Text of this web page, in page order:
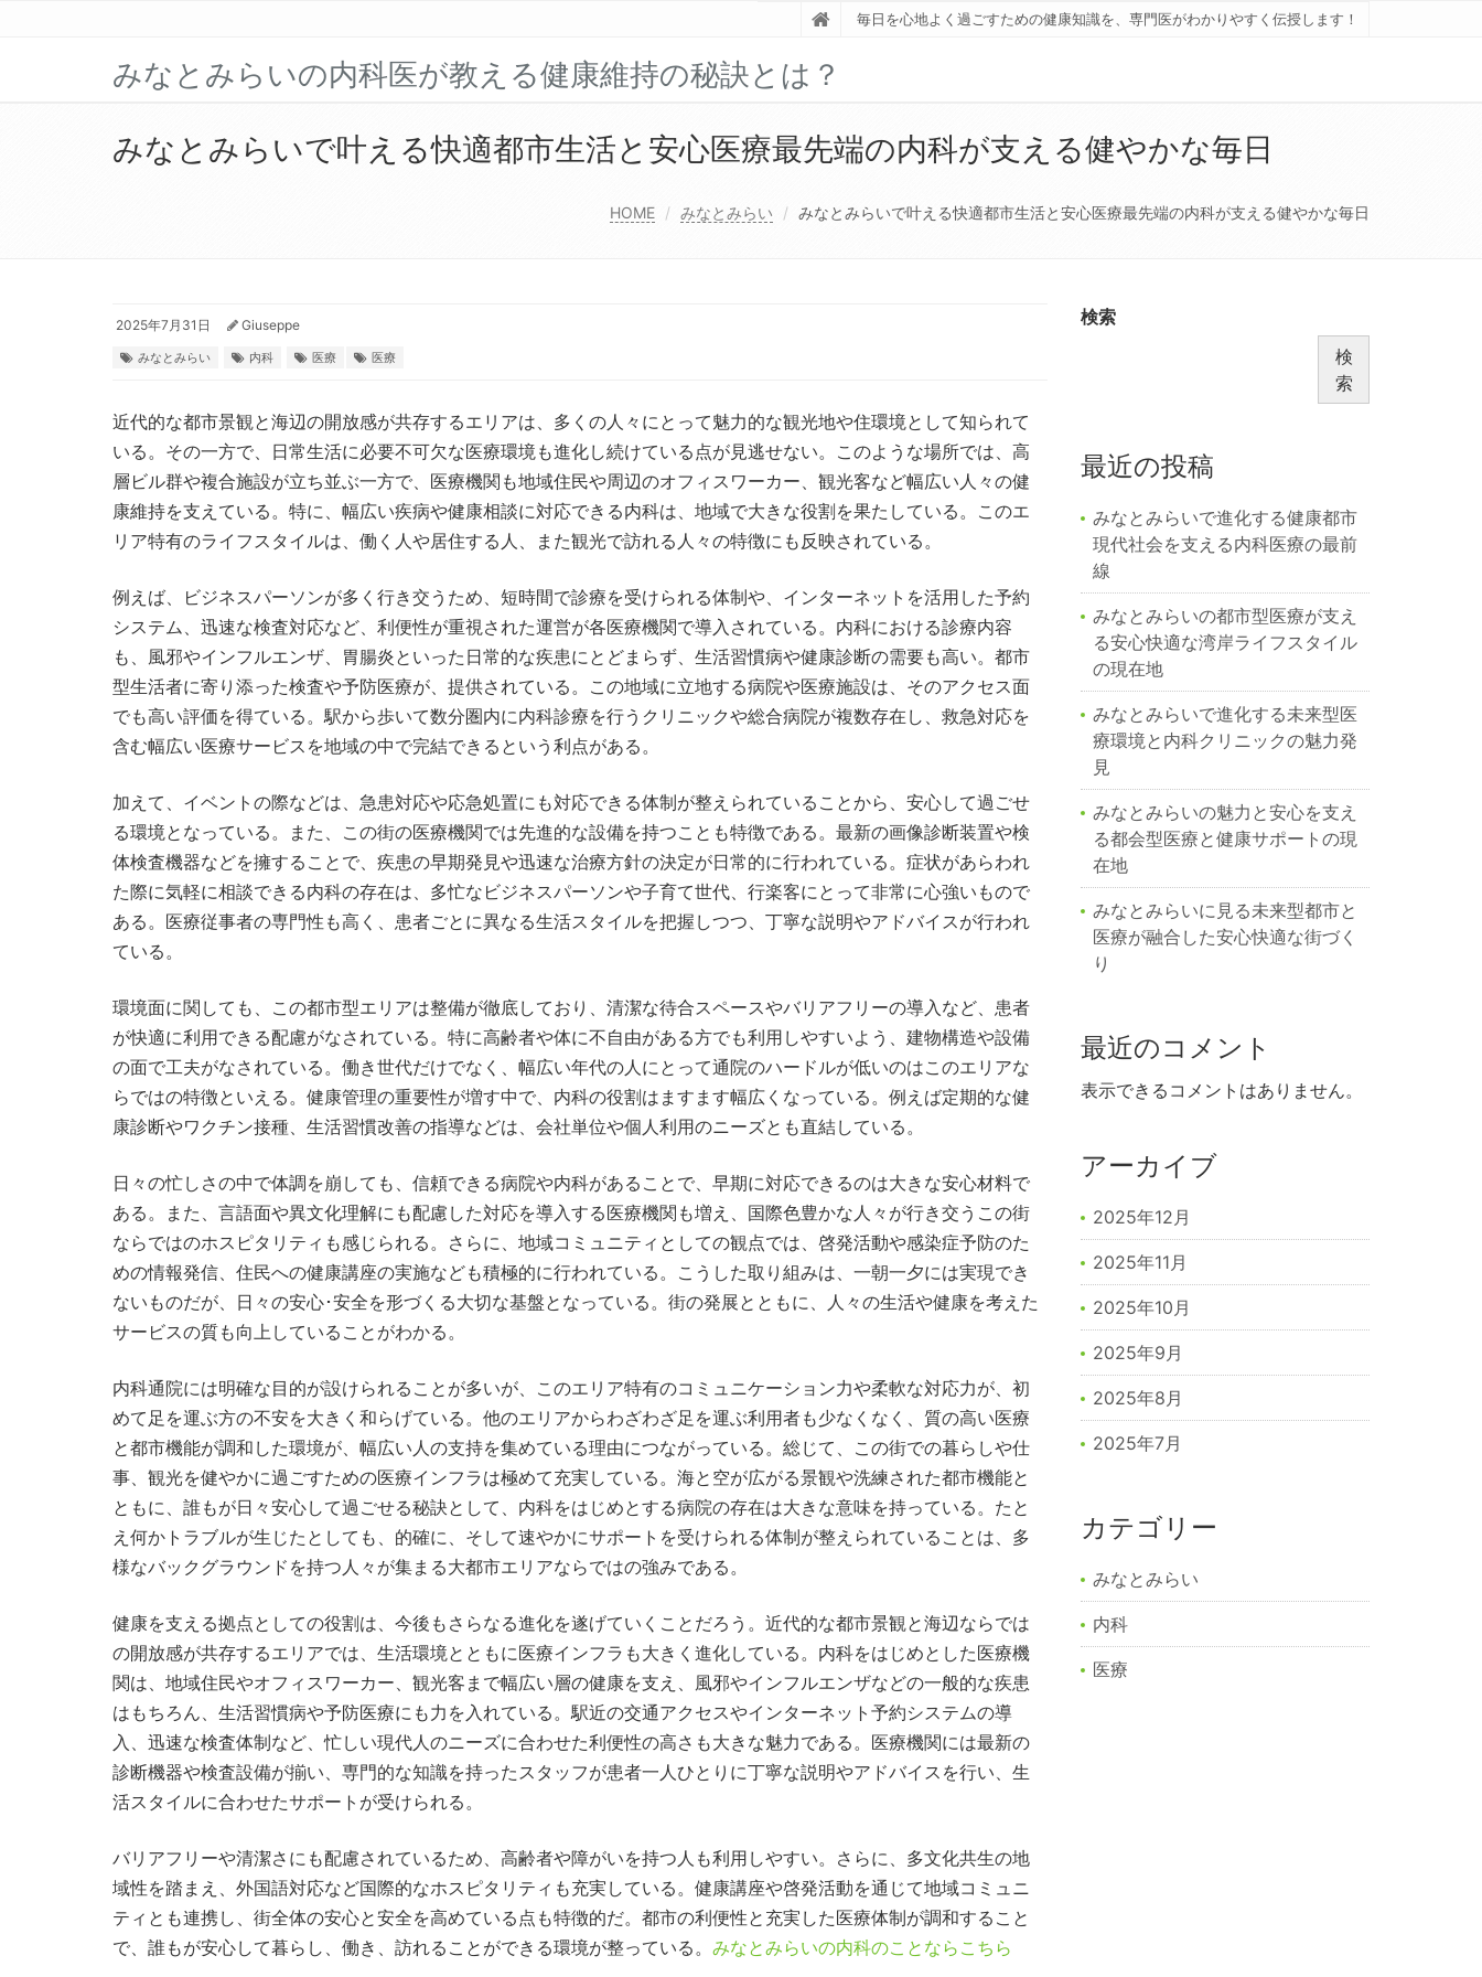
毎日を心地よく過ごすための健康知識を、専門医がわかりやすく伝授します！
みなとみらいの内科医が教える健康維持の秘訣とは？
みなとみらいで叶える快適都市生活と安心医療最先端の内科が支える健やかな毎日
HOME みなとみらい みなとみらいで叶える快適都市生活と安心医療最先端の内科が支える健やかな毎日
2025年7月31日 Giuseppe
みなとみらい 内科 医療 医療
近代的な都市景観と海辺の開放感が共存するエリアは、多くの人々にとって魅力的な観光地や住環境として知られて
いる。 その一方で、日常生活に必要不可欠な医療環境も進化し続けている点が見逃せない。このような場所では、高
層ビル群や複合施設が立ち並ぶ一方で、医療機関も地域住民や周辺のオフィスワーカー、観光客など幅広い人々の健
康維持を支えている。特に、幅広い疾病や健康相談に対応できる内科は、地域で大きな役割を果たしている。このエ
リア特有のライフスタイルは、働く人や居住する人、また観光で訪れる人々の特徴にも反映されている。
例えば、ビジネスパーソンが多く行き交うため、短時間で診療を受けられる体制や、インターネットを活用した予約
システム、迅速な検査対応など、利便性が重視された運営が各医療機関で導入されている。内科における診療内容
も、風邪やインフルエンザ、胃腸炎といった日常的な疾患にとどまらず、生活習慣病や健康診断の需要も高い。都市
型生活者に寄り添った検査や予防医療が、提供されている。この地域に立地する病院や医療施設は、そのアクセス面
でも高い評価を得ている。駅から歩いて数分圏内に内科診療を行うクリニックや総合病院が複数存在し、救急対応を
含む幅広い医療サービスを地域の中で完結できるという利点がある。
加えて、イベントの際などは、急患対応や応急処置にも対応できる体制が整えられていることから、安心して過ごせ
る環境となっている。また、この街の医療機関では先進的な設備を持つことも特徴である。最新の画像診断装置や検
体検査機器などを擁することで、疾患の早期発見や迅速な治療方針の決定が日常的に行われている。症状があらわれ
た際に気軽に相談できる内科の存在は、多忙なビジネスパーソンや子育て世代、行楽客にとって非常に心強いもので
ある。医療従事者の専門性も高く、患者ごとに異なる生活スタイルを把握しつつ、丁寧な説明やアドバイスが行われ
ている。
環境面に関しても、この都市型エリアは整備が徹底しており、清潔な待合スペースやバリアフリーの導入など、患者
が快適に利用できる配慮がなされている。特に高齢者や体に不自由がある方でも利用しやすいよう、建物構造や設備
の面で工夫がなされている。働き世代だけでなく、幅広い年代の人にとって通院のハードルが低いのはこのエリアな
らではの特徴といえる。健康管理の重要性が増す中で、内科の役割はますます幅広くなっている。例えば定期的な健
康診断やワクチン接種、生活習慣改善の指導などは、会社単位や個人利用のニーズとも直結している。
日々の忙しさの中で体調を崩しても、信頼できる病院や内科があることで、早期に対応できるのは大きな安心材料で
ある。また、言語面や異文化理解にも配慮した対応を導入する医療機関も増え、国際色豊かな人々が行き交うこの街
ならではのホスピタリティも感じられる。さらに、地域コミュニティとしての観点では、啓発活動や感染症予防のた
めの情報発信、住民への健康講座の実施なども積極的に行われている。こうした取り組みは、一朝一夕には実現でき
ないものだが、日々の安心･安全を形づくる大切な基盤となっている。街の発展とともに、人々の生活や健康を考えた
サービスの質も向上していることがわかる。
内科通院には明確な目的が設けられることが多いが、このエリア特有のコミュニケーション力や柔軟な対応力が、初
めて足を運ぶ方の不安を大きく和らげている。他のエリアからわざわざ足を運ぶ利用者も少なくなく、質の高い医療
と都市機能が調和した環境が、幅広い人の支持を集めている理由につながっている。総じて、この街での暮らしや仕
事、観光を健やかに過ごすための医療インフラは極めて充実している。海と空が広がる景観や洗練された都市機能と
ともに、誰もが日々安心して過ごせる秘訣として、内科をはじめとする病院の存在は大きな意味を持っている。たと
え何かトラブルが生じたとしても、的確に、そして速やかにサポートを受けられる体制が整えられていることは、多
様なバックグラウンドを持つ人々が集まる大都市エリアならではの強みである。
健康を支える拠点としての役割は、今後もさらなる進化を遂げていくことだろう。近代的な都市景観と海辺ならでは
の開放感が共存するエリアでは、生活環境とともに医療インフラも大きく進化している。内科をはじめとした医療機
関は、地域住民やオフィスワーカー、観光客まで幅広い層の健康を支え、風邪やインフルエンザなどの一般的な疾患
はもちろん、生活習慣病や予防医療にも力を入れている。駅近の交通アクセスやインターネット予約システムの導
入、迅速な検査体制など、忙しい現代人のニーズに合わせた利便性の高さも大きな魅力である。医療機関には最新の
診断機器や検査設備が揃い、専門的な知識を持ったスタッフが患者一人ひとりに丁寧な説明やアドバイスを行い、生
活スタイルに合わせたサポートが受けられる。
バリアフリーや清潔さにも配慮されているため、高齢者や障がいを持つ人も利用しやすい。さらに、多文化共生の地
域性を踏まえ、外国語対応など国際的なホスピタリティも充実している。健康講座や啓発活動を通じて地域コミュニ
ティとも連携し、街全体の安心と安全を高めている点も特徴的だ。都市の利便性と充実した医療体制が調和すること
で、誰もが安心して暮らし、働き、訪れることができる環境が整っている。 みなとみらいの内科のことならこちら
検索
検
索
最近の投稿
みなとみらいで進化する健康都市
現代社会を支える内科医療の最前
線
みなとみらいの都市型医療が支え
る安心快適な湾岸ライフスタイル
の現在地
みなとみらいで進化する未来型医
療環境と内科クリニックの魅力発
見
みなとみらいの魅力と安心を支え
る都会型医療と健康サポートの現
在地
みなとみらいに見る未来型都市と
医療が融合した安心快適な街づく
り
最近のコメント
表示できるコメントはありません。
アーカイブ
2025年12月
2025年11月
2025年10月
2025年9月
2025年8月
2025年7月
カテゴリー
みなとみらい
内科
医療